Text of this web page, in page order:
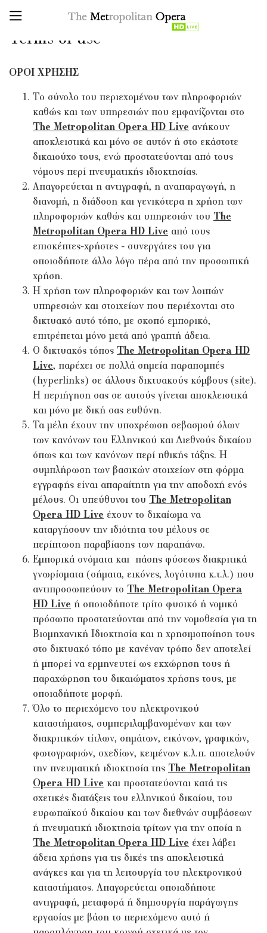
Terms of use
ΟΡΟΙ ΧΡΗΣΗΣ
Το σύνολο του περιεχομένου των πληροφοριών
καθώς και των υπηρεσιών που εμφανίζονται στο
The Metropolitan Opera HD Live ανήκουν
αποκλειστικά και μόνο σε αυτόν ή στο εκάστοτε
δικαιούχο τους, ενώ προστατεύονται από τους
νόμους περί πνευματικής ιδιοκτησίας.
Απαγορεύεται η αντιγραφή, η αναπαραγωγή, η
διανομή, η διάδοση και γενικότερα η χρήση των
πληροφοριών καθώς και υπηρεσιών του The
Metropolitan Opera HD Live από τους
επισκέπτες-χρήστες - συνεργάτες του για
οποιοδήποτε άλλο λόγο πέρα από την προσωπική
χρήση.
Η χρήση των πληροφοριών και των λοιπών
υπηρεσιών και στοιχείων που περιέχονται στο
δικτυακό αυτό τόπο, με σκοπό εμπορικό,
επιτρέπεται μόνο μετά από γραπτή άδεια.
Ο δικτυακός τόπος The Metropolitan Opera HD
Live, παρέχει σε πολλά σημεία παραπομπές
(hyperlinks) σε άλλους δικτυακούς κόμβους (site).
Η περιήγηση σας σε αυτούς γίνεται αποκλειστικά
και μόνο με δική σας ευθύνη.
Τα μέλη έχουν την υποχρέωση σεβασμού όλων
των κανόνων του Ελληνικού και Διεθνούς δικαίου
όπως και των κανόνων περί ηθικής τάξης. Η
συμπλήρωση των βασικών στοιχείων στη φόρμα
εγγραφής είναι απαραίτητη για την αποδοχή ενός
μέλους. Οι υπεύθυνοι του The Metropolitan
Opera HD Live έχουν το δικαίωμα να
καταργήσουν την ιδιότητα του μέλους σε
περίπτωση παραβίασης των παραπάνω.
Εμπορικά ονόματα και πάσης φύσεως διακριτικά
γνωρίσματα (σήματα, εικόνες, λογότυπα κ.τ.λ.) που
αντιπροσωπεύουν το The Metropolitan Opera
HD Live ή οποιοδήποτε τρίτο φυσικό ή νομικό
πρόσωπο προστατεύονται από την νομοθεσία για τη
Βιομηχανική Ιδιοκτησία και η χρησιμοποίηση τους
στο δικτυακό τόπο με κανέναν τρόπο δεν αποτελεί
ή μπορεί να ερμηνευτεί ως εκχώρηση τους ή
παραχώρηση του δικαιώματος χρήσης τους, με
οποιαδήποτε μορφή.
Όλο το περιεχόμενο του ηλεκτρονικού
καταστήματος, συμπεριλαμβανομένων και των
διακριτικών τίτλων, σημάτων, εικόνων, γραφικών,
φωτογραφιών, σχεδίων, κειμένων κ.λ.π. αποτελούν
την πνευματική ιδιοκτησία της The Metropolitan
Opera HD Live και προστατεύονται κατά τις
σχετικές διατάξεις του ελληνικού δικαίου, του
ευρωπαϊκού δικαίου και των διεθνών συμβάσεων
ή πνευματική ιδιοκτησία τρίτων για την οποία η
The Metropolitan Opera HD Live έχει λάβει
άδεια χρήσης για τις δικές της αποκλειστικά
ανάγκες και για τη λειτουργία του ηλεκτρονικού
καταστήματος. Απαγορεύεται οποιαδήποτε
αντιγραφή, μεταφορά ή δημιουργία παράγωγης
εργασίας με βάση το περιεχόμενο αυτό ή